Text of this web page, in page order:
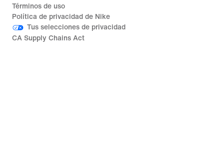
Términos de uso
Política de privacidad de Nike
Tus selecciones de privacidad
CA Supply Chains Act